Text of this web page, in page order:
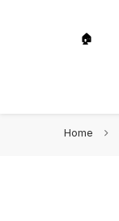
🏠
Home